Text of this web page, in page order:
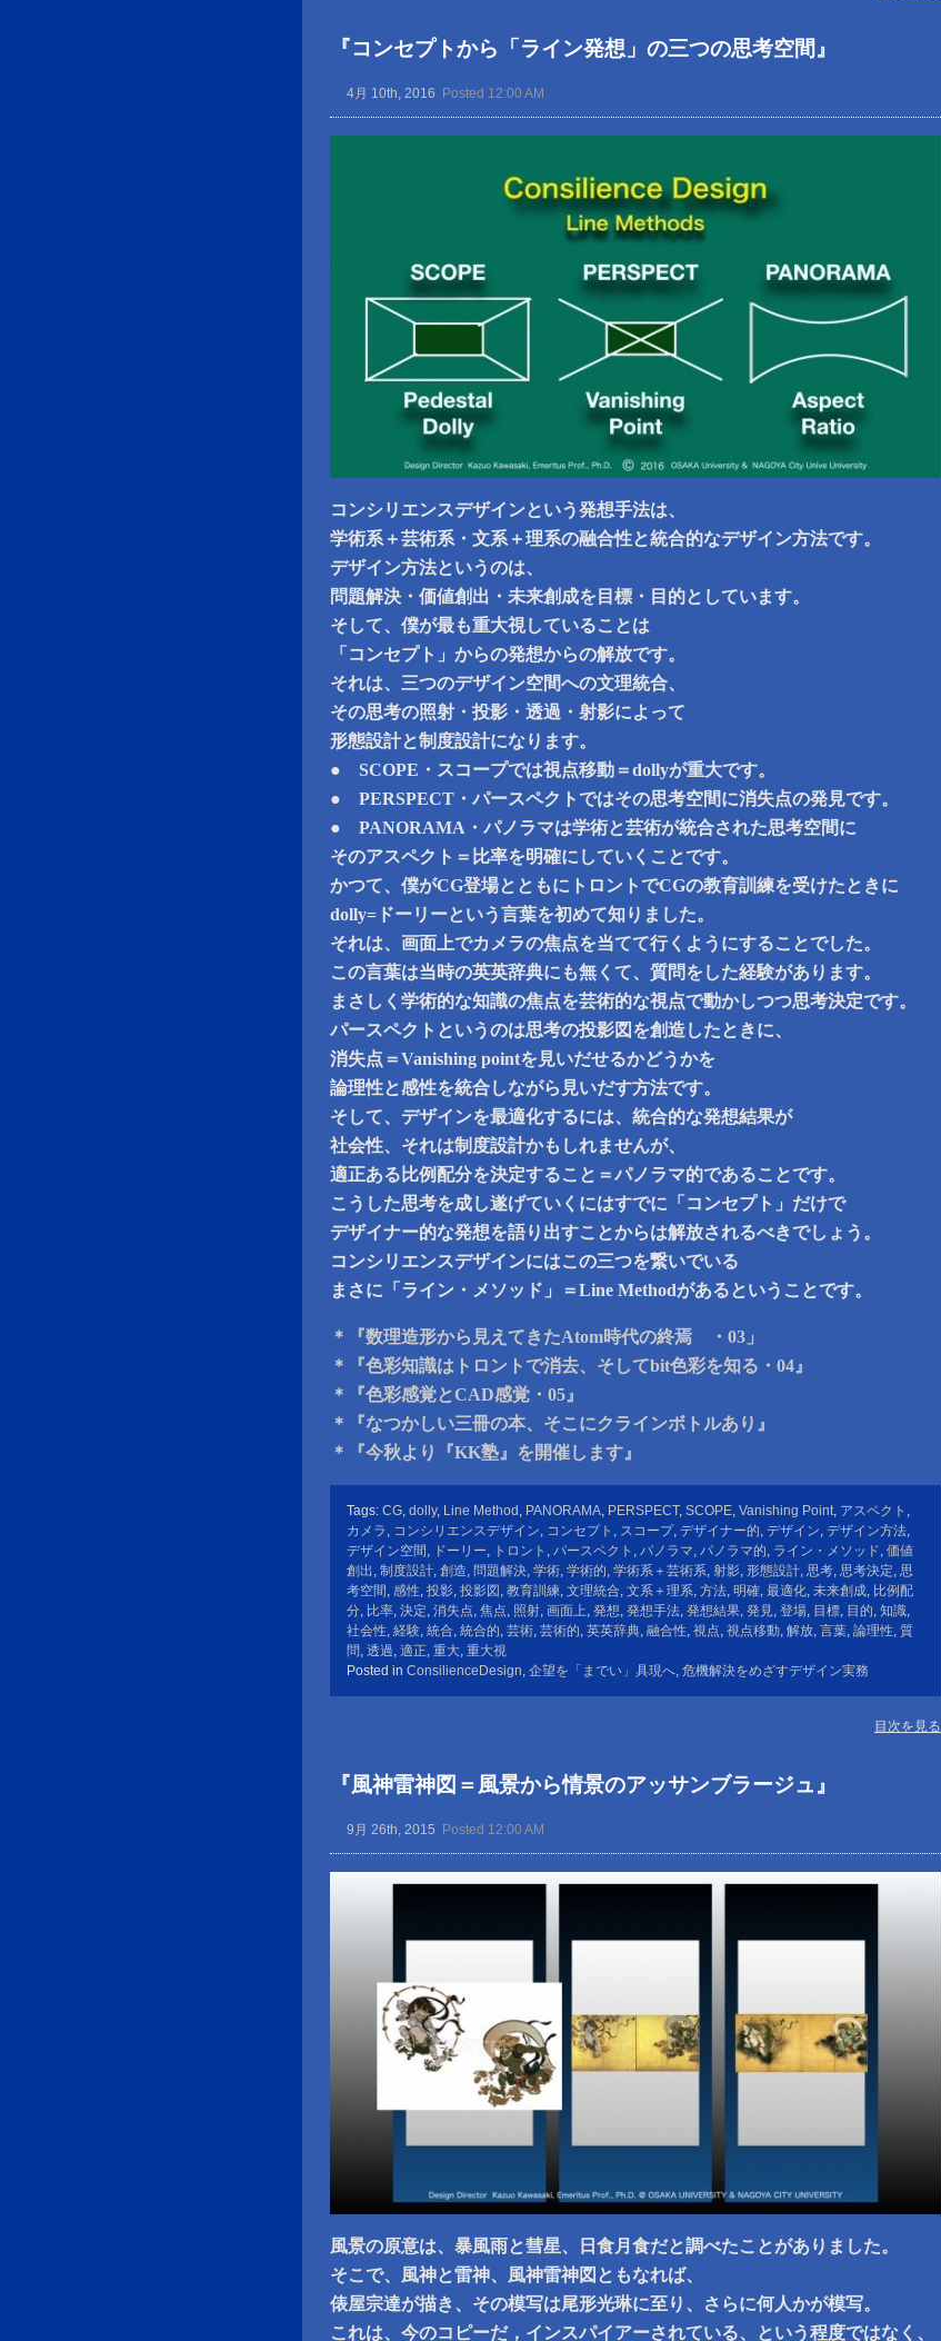
『コンセプトから「ライン発想」の三つの思考空間』
4月 10th, 2016 Posted 12:00 AM
コンシリエンスデザインという発想手法は、
学術系＋芸術系・文系＋理系の融合性と統合的なデザイン方法です。
デザイン方法というのは、
問題解決・価値創出・未来創成を目標・目的としています。
そして、僕が最も重大視していることは
「コンセプト」からの発想からの解放です。
それは、三つのデザイン空間への文理統合、
その思考の照射・投影・透過・射影によって
形態設計と制度設計になります。
● SCOPE・スコープでは視点移動＝dollyが重大です。
● PERSPECT・パースペクトではその思考空間に消失点の発見です。
● PANORAMA・パノラマは学術と芸術が統合された思考空間に
そのアスペクト＝比率を明確にしていくことです。
かつて、僕がCG登場とともにトロントでCGの教育訓練を受けたときに
dolly=ドーリーという言葉を初めて知りました。
それは、画面上でカメラの焦点を当てて行くようにすることでした。
この言葉は当時の英英辞典にも無くて、質問をした経験があります。
まさしく学術的な知識の焦点を芸術的な視点で動かしつつ思考決定です。
パースペクトというのは思考の投影図を創造したときに、
消失点＝Vanishing pointを見いだせるかどうかを
論理性と感性を統合しながら見いだす方法です。
そして、デザインを最適化するには、統合的な発想結果が
社会性、それは制度設計かもしれませんが、
適正ある比例配分を決定すること＝パノラマ的であることです。
こうした思考を成し遂げていくにはすでに「コンセプト」だけで
デザイナー的な発想を語り出すことからは解放されるべきでしょう。
コンシリエンスデザインにはこの三つを繋いでいる
まさに「ライン・メソッド」＝Line Methodがあるということです。
＊『数理造形から見えてきたAtom時代の終焉 ・03」
＊『色彩知識はトロントで消去、そしてbit色彩を知る・04』
＊『色彩感覚とCAD感覚・05』
＊『なつかしい三冊の本、そこにクラインボトルあり』
＊『今秋より『KK塾』を開催します』
Tags: CG, dolly, Line Method , PANORAMA, PERSPECT, SCOPE, Vanishing Point, アスペクト ,
カメラ , コンシリエンスデザイン, コンセプト , スコープ, デザイナー的, デザイン, デザイン方法,
デザイン空間 , ドーリー, トロント , パースペクト , パノラマ, パノラマ的, ライン・メソッド, 価値
創出 , 制度設計, 創造, 問題解決, 学術, 学術的, 学術系＋芸術系, 射影, 形態設計, 思考, 思考決定, 思
考空間 , 感性, 投影, 投影図 , 教育訓練, 文理統合, 文系＋理系, 方法, 明確, 最適化, 未来創成, 比例配
分, 比率, 決定, 消失点, 焦点, 照射, 画面上, 発想, 発想手法, 発想結果, 発見, 登場, 目標, 目的, 知識,
社会性, 経験, 統合, 統合的, 芸術, 芸術的, 英英辞典, 融合性, 視点, 視点移動, 解放, 言葉, 論理性, 質
問, 透過, 適正, 重大, 重大視
Posted in ConsilienceDesign, 企望を「までい」具現へ, 危機解決をめざすデザイン実務
目次を見る
『風神雷神図＝風景から情景のアッサンブラージュ』
9月 26th, 2015 Posted 12:00 AM
風景の原意は、暴風雨と彗星、日食月食だと調べたことがありました。
そこで、風神と雷神、風神雷神図ともなれば、
俵屋宗達が描き、その模写は尾形光琳に至り、さらに何人かが模写。
これは、今のコピーだ，インスパイアーされている、という程度ではなく、